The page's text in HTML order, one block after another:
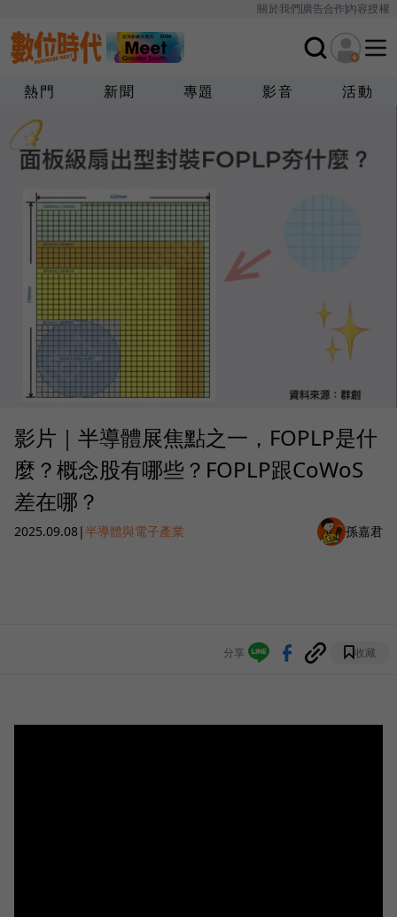
關於我們廣告合作內容授權
熱門 新聞 專題 影音 活動
影片｜半導體展焦點之一，FOPLP是什
麼？概念股有哪些？FOPLP跟CoWoS
差在哪？
2025.09.08|半導體與電子產業 孫嘉君
分享 收藏